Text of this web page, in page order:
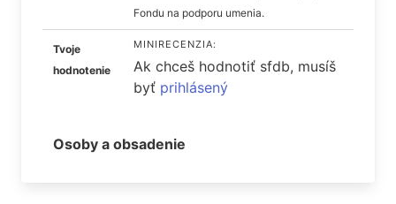
Fondu na podporu umenia.
Tvoje
hodnotenie
MINIRECENZIA:
Ak chceš hodnotiť sfdb, musíš
byť prihlásený
Osoby a obsadenie